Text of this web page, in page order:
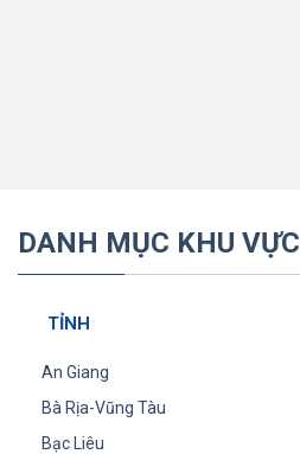
DANH MỤC KHU VỰC
TỈNH
An Giang
Bà Rịa-Vũng Tàu
Bạc Liêu